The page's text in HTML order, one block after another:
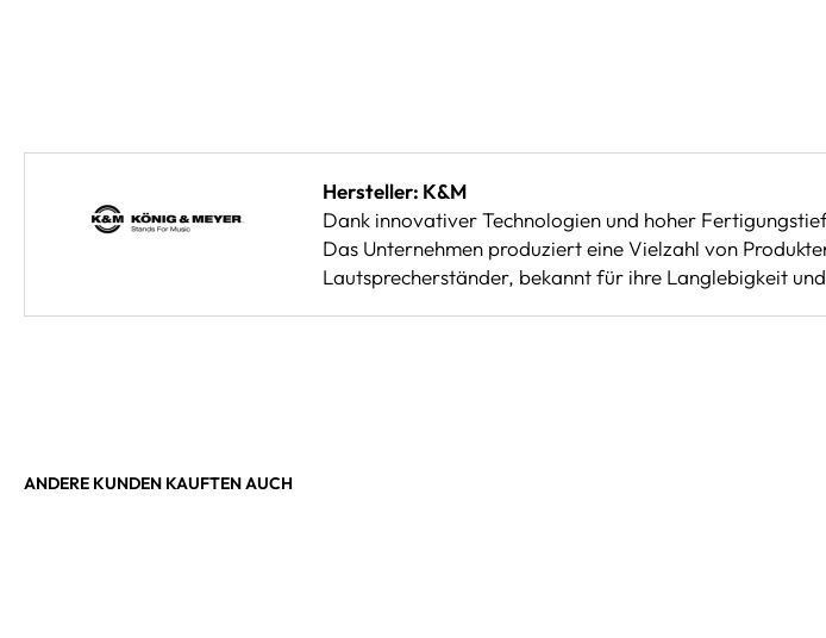
Hersteller: K&M
Dank innovativer Technologien und hoher
Das Unternehmen produziert eine Vielzahl von
Lautsprecherständer, bekannt für ihre Langlebigkeit
ANDERE KUNDEN KAUFTEN AUCH